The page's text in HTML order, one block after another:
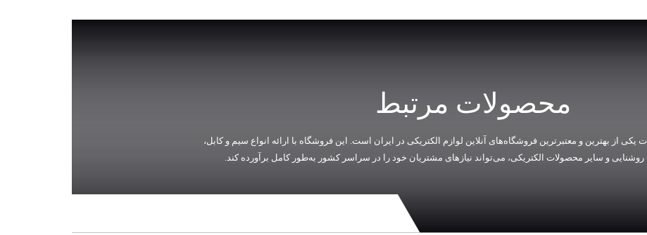
محصولات مرتبط
یکی از بهترین و معتبرترین فروشگاه‌های آنلاین لوازم الکتریکی در ایران است. این فروشگاه با ارائه انواع سیم و کابل،
روشنایی و سایر محصولات الکتریکی، می‌تواند نیازهای مشتریان خود را در سراسر کشور به‌طور کامل برآورده کند.